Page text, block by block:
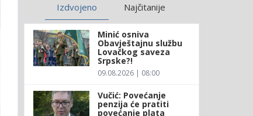
Izdvojeno Najčitanije
Minić osniva
Obavještajnu službu
Lovačkog saveza
Srpske?!
09.08.2026 | 08:00
Vučić: Povećanje
penzija će pratiti
povećanje plata